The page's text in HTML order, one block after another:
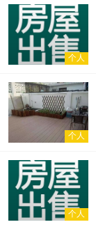
个人
个人
个人